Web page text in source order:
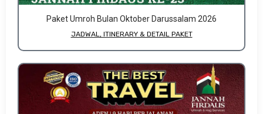
Paket Umroh Bulan Oktober Darussalam 2026
JADWAL, ITINERARY & DETAIL PAKET